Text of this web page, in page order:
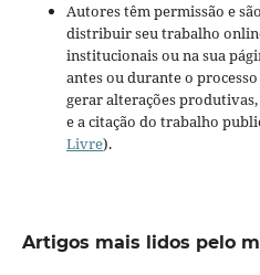
Autores têm permissão e
distribuir seu trabalho
institucionais ou na sua
antes ou durante o
gerar alterações
e a citação do trabalho
Livre).
Artigos mais lidos pelo